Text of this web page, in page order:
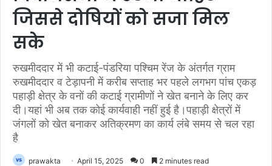
जिससे दोषियों को सजा मिल
सके
रुखमीददार में भी कटाई-पंडरिया पश्चिम रेंज के अंतर्गत ग्राम
रुखमीददार व टेड़ापनी में करीब सप्ताह भर पहले लगभग पांच एकड़
पहाड़ी क्षेत्र के वनों की कटाई ग्रामीणों ने खेत बनाने के लिए कर
दी।यहां भी अब तक कोई कार्यवाही नहीं हुई है।पहाड़ी क्षेत्रों में
जंगलों को खेत बनाकर अतिक्रमण का कार्य लंबे समय से चल रहा
है
prawakta April 15, 2025 0 2 minutes read